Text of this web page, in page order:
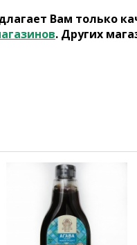
Вам только
. Других